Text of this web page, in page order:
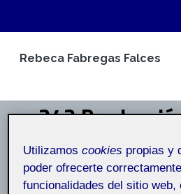
Rebeca Fabregas Falces
242
Aula 2
Inicio / 242 Producción gráfica -
Utilizamoscookies propias y
poder ofrecerte
funcionalidades del sitio